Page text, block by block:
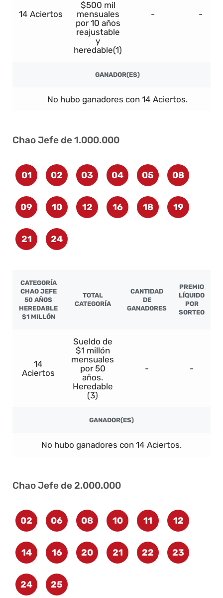
14 Aciertos
$500 mil
mensuales
por 10 años
reajustable
y
heredable(1)
- -
GANADOR(ES)
No hubo ganadores con 14 Aciertos.
Chao Jefe de 1.000.000
01 02 03 04 05 08
09 10 12 16 18 19
21 24
CATEGORÍA
CHAO JEFE
50 AÑOS
HEREDABLE
$1 MILLÓN
TOTAL
CATEGORÍA
CANTIDAD
DE
GANADORES
PREMIO
LÍQUIDO
POR
SORTEO
14
Aciertos
Sueldo de
$1 millón
mensuales
por 50
años.
Heredable
(3)
- -
GANADOR(ES)
No hubo ganadores con 14 Aciertos.
Chao Jefe de 2.000.000
02 06 08 10 11 12
14 16 20 21 22 23
24 25